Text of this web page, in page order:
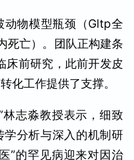
动物模型瓶颈（Gltp全
死亡）。团队正构建条
床前研究，此前开发皮
化工作提供了支撑。
林志淼教授表示，细致
分析与深入的机制研
”的罕见病迎来对因治